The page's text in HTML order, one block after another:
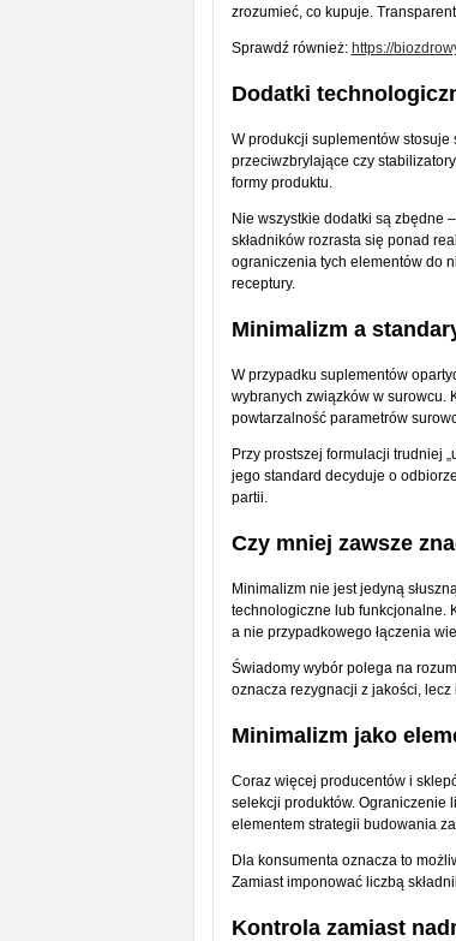
zrozumieć, co kupuje.
Sprawdź również: https://
Dodatki
W produkcji suplementów stosuje
przeciwzbrylające czy
formy produktu.
Nie wszystkie dodatki są zbędne
składników rozrasta się ponad
ograniczenia tych elementów do
receptury.
Minimalizm a
W przypadku suplementów
wybranych związków w surowcu.
powtarzalność parametrów
Przy prostszej formulacji trudniej
jego standard decyduje o
partii.
Czy mniej zawsze
Minimalizm nie jest jedyną
technologiczne lub funkcjonalne.
a nie przypadkowego łączenia
Świadomy wybór polega na
oznacza rezygnacji z jakości,
Minimalizm jako
Coraz więcej producentów i
selekcji produktów. Ograniczenie
elementem strategii budowania
Dla konsumenta oznacza to
Zamiast imponować liczbą
Kontrola zamiast